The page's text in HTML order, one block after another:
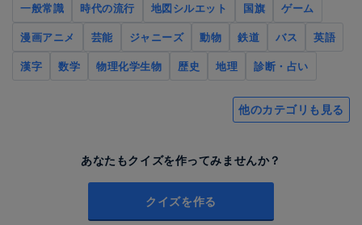
一般常識 時代の流行 地図シルエット 国旗
ゲーム
漫画アニメ
芸能 ジャニーズ 動物 鉄道 バス
英語
漢字
数学 物理化学生物 歴史 地理 診断・占い
他のカテゴリも見る
あなたもクイズを作ってみませんか？
クイズを作る